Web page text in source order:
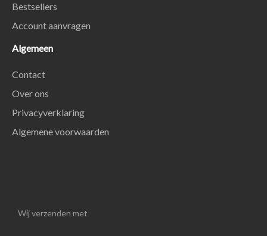
Bestsellers
Account aanvragen
Algemeen
Contact
Over ons
Privacyverklaring
Algemene voorwaarden
Wij verzenden met